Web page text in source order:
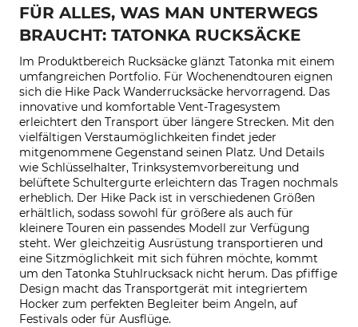
FÜR ALLES, WAS MAN UNTERWEGS
BRAUCHT: TATONKA RUCKSÄCKE
Im Produktbereich Rucksäcke glänzt Tatonka mit einem
umfangreichen Portfolio. Für Wochenendtouren eignen
sich die Hike Pack Wanderrucksäcke hervorragend. Das
innovative und komfortable Vent-Tragesystem
erleichtert den Transport über längere Strecken. Mit den
vielfältigen Verstaumöglichkeiten findet jeder
mitgenommene Gegenstand seinen Platz. Und Details
wie Schlüsselhalter, Trinksystemvorbereitung und
belüftete Schultergurte erleichtern das Tragen nochmals
erheblich. Der Hike Pack ist in verschiedenen Größen
erhältlich, sodass sowohl für größere als auch für
kleinere Touren ein passendes Modell zur Verfügung
steht. Wer gleichzeitig Ausrüstung transportieren und
eine Sitzmöglichkeit mit sich führen möchte, kommt
um den Tatonka Stuhlrucksack nicht herum. Das pfiffige
Design macht das Transportgerät mit integriertem
Hocker zum perfekten Begleiter beim Angeln, auf
Festivals oder für Ausflüge.